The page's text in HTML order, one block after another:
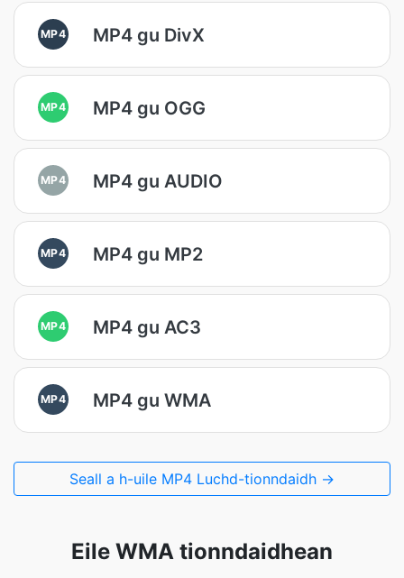
MP4 MP4 gu DivX
MP4 MP4 gu OGG
MP4 MP4 gu AUDIO
MP4 MP4 gu MP2
MP4 MP4 gu AC3
MP4 MP4 gu WMA
Seall a h-uile MP4 Luchd-tionndaidh →
Eile WMA tionndaidhean